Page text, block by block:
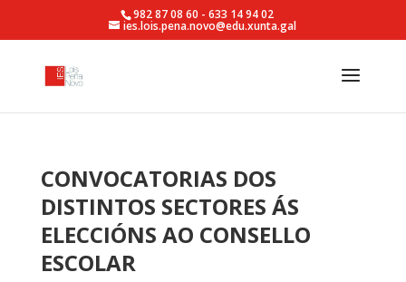
982 87 08 60 - 633 14 94 02
ies.lois.pena.novo@edu.xunta.gal
CONVOCATORIAS DOS
DISTINTOS SECTORES ÁS
ELECCIÓNS AO CONSELLO
ESCOLAR